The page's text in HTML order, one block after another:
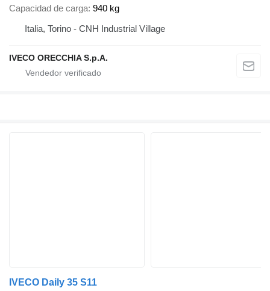
Capacidad de carga 940 kg
Italia, Torino - CNH Industrial Village
IVECO ORECCHIA S.p.A.
IVECO Daily 35 S11